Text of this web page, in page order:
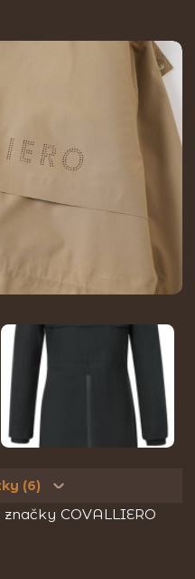
(6)
COVALLIERO